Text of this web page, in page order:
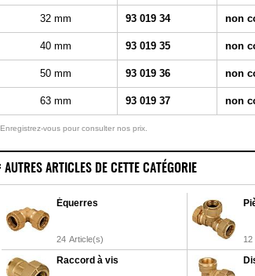
32 mm 93 019 34 non
40 mm 93 019 35 non
50 mm 93 019 36 non
63 mm 93 019 37 non
Enregistrez-vous pour consulter nos prix.
AUTRES ARTICLES DE CETTE CATÉGORIE
Équerres
24 Article(s) 12
Raccord à vis